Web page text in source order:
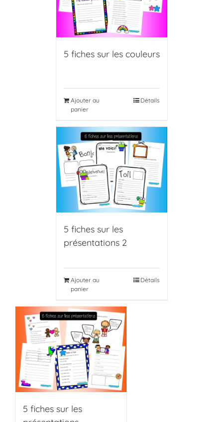
5 fiches sur les couleurs
Ajouter au
panier
Détails
5 fiches sur les
présentations 2
Ajouter au
panier
Détails
5 fiches sur les